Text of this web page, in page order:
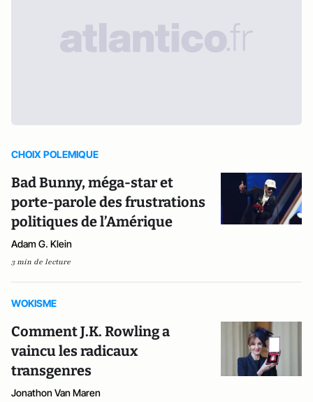
CHOIX POLEMIQUE
Bad Bunny, méga-star et
porte-parole des frustrations
politiques de l’Amérique
Adam G. Klein
3 min de lecture
WOKISME
Comment J.K. Rowling a
vaincu les radicaux
transgenres
Jonathon Van Maren